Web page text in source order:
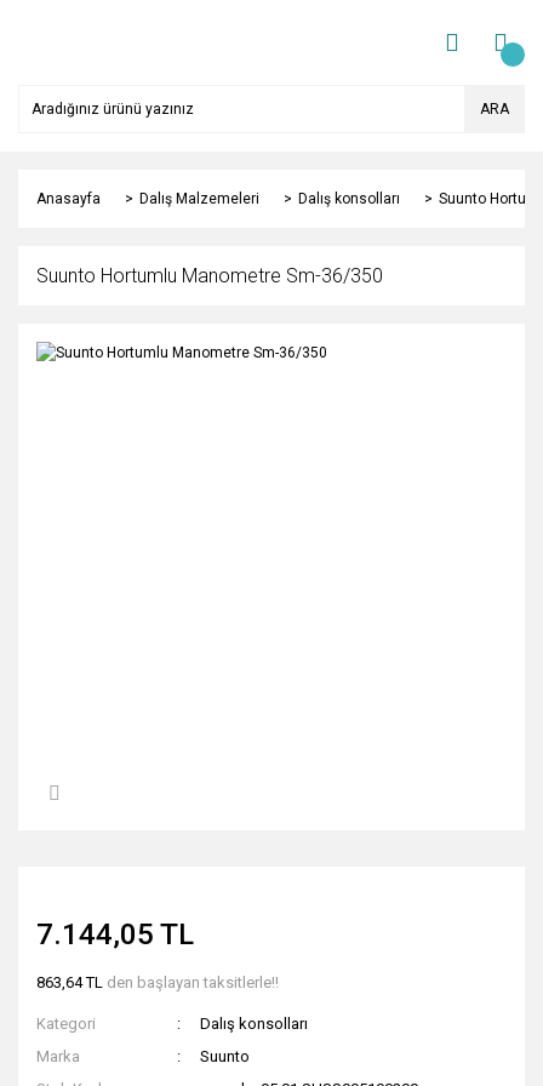
ARA
Anasayfa Dalış Malzemeleri Dalış konsolları Suunto
Suunto Hortumlu Manometre Sm-36/350
7.144,05 TL
863,64 TL den başlayan taksitlerle!!
Kategori
Dalış konsolları
Marka
Suunto